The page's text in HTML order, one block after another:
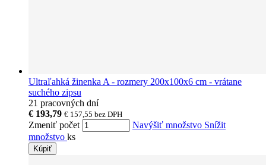
Ultraľahká žinenka A - rozmery 200x100x6 cm - vrátane
suchého zipsu
21 pracovných dní
€ 193,79 € 157,55 bez DPH
Zmeniť počet Navýšiť množstvo Snížit
množstvo ks
Kúpiť